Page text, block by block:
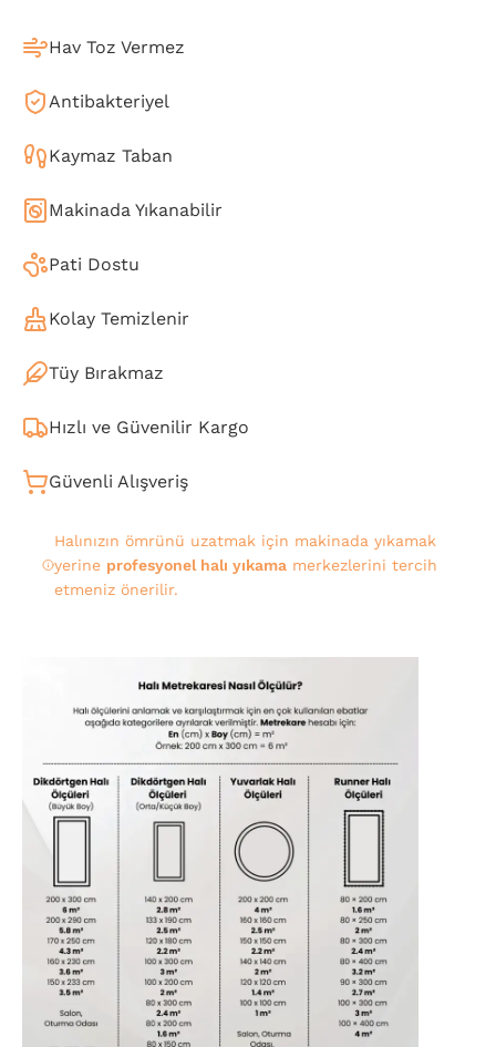
Hav Toz Vermez
Antibakteriyel
Kaymaz Taban
Makinada Yıkanabilir
Pati Dostu
Kolay Temizlenir
Tüy Bırakmaz
Hızlı ve Güvenilir Kargo
Güvenli Alışveriş
Halınızın ömrünü uzatmak için makinada yıkamak
yerine profesyonel halı yıkamamerkezlerini tercih
etmeniz önerilir.